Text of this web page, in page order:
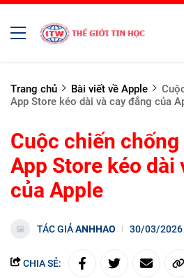
Trang chủ Bài viết về Apple
App Store kéo dài và cay đắng của
Cuộc chiến
App Store kéo dài
của Apple
TÁC GIẢANHHAO 30/03/2026
CHIA SẺ: